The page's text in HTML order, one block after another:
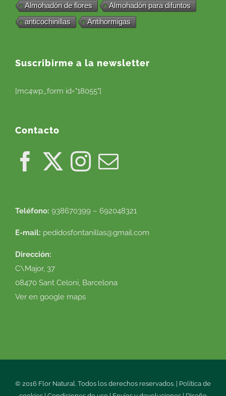
Almohadón de flores
Almohadón para difuntos
anticochinillas
Antihormigas
Suscribirme a la newsletter
[mc4wp_form id="18055"]
Contacto
Teléfono: 938670399 – 692048321
E-mail: pedidosfontanillas@gmail.com
Dirección:
C\Major, 37
08470 Sant Celoni, Barcelona
Ver en google maps
© 2016 Flor Natural. Todos los derechos reservados. | Política de